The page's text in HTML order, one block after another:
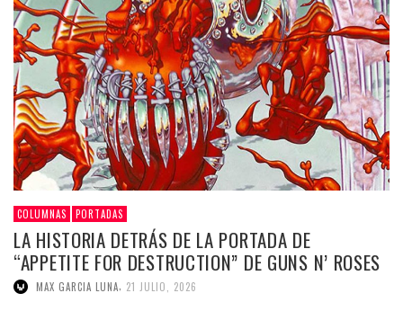
COLUMNAS PORTADAS
LA HISTORIA DETRÁS DE LA PORTADA DE
“APPETITE FOR DESTRUCTION” DE GUNS N’ ROSES
MAX GARCIA LUNA, 21 JULIO, 2026